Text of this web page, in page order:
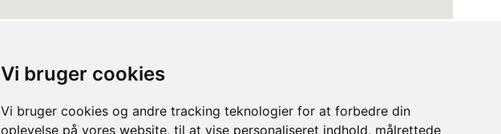
Vi bruger cookies
Vi bruger cookies og andre tracking teknologier for at forbedre din
oplevelse på vores website, til at vise personaliseret indhold, målrettede